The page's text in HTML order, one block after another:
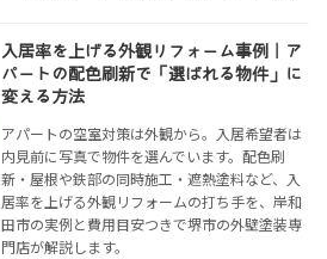
入居率を上げる外観リフォーム事例｜ア
パートの配色刷新で「選ばれる物件」に
変える方法
アパートの空室対策は外観から。入居希望者は
内見前に写真で物件を選んでいます。配色刷
新・屋根や鉄部の同時施工・遮熱塗料など、入
居率を上げる外観リフォームの打ち手を、岸和
田市の実例と費用目安つきで堺市の外壁塗装専
門店が解説します。